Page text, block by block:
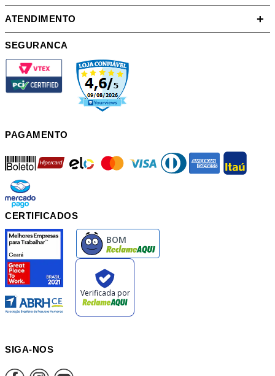
ATENDIMENTO +
SEGURANCA
PAGAMENTO
boleto mastercard diners american itau
mercadopago
CERTIFICADOS
SIGA-NOS